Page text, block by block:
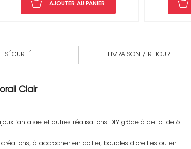
AJOUTER AU PANIER
SÉCURITÉ LIVRAISON / RETOUR
Clair
fantaisie et autres réalisations DIY grâce à ce lot de 6
à accrocher en collier, boucles d'oreilles ou en